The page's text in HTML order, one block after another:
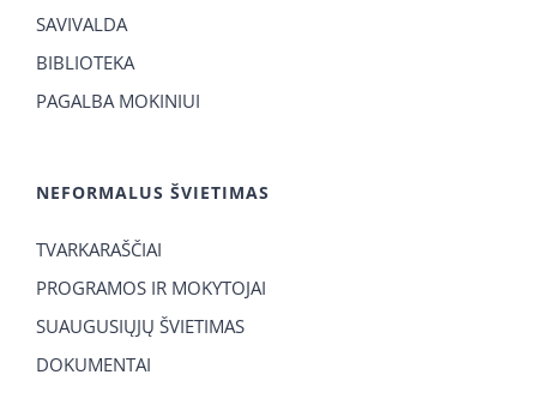
SAVIVALDA
BIBLIOTEKA
PAGALBA MOKINIUI
NEFORMALUS ŠVIETIMAS
TVARKARAŠČIAI
PROGRAMOS IR MOKYTOJAI
SUAUGUSIŲJŲ ŠVIETIMAS
DOKUMENTAI